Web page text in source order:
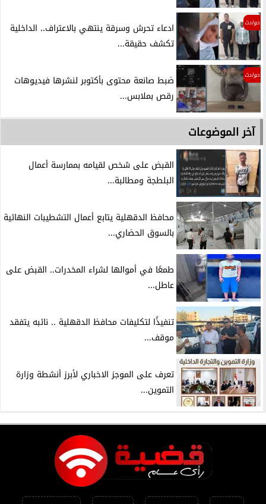
حوادث
ادعاء تحرش وسرقة ينتهي بالاعتراف.. الداخلية
تكشف حقيقة...
حوادث
ضبط صانعة محتوى بأكتوبر لنشرها فيديوهات
رقص بملابس...
آخر الموضوعات
القبض على شخص لقيامه بممارسة أعمال
البلطجة ومطالبة...
محافظ الدقهلية يتابع أعمال التشطيبات النهائية
بالسوق الحضاري...
طمعًا في أموالها لشراء المخدرات.. القبض على
عاطل...
تنفيذًا لتكليفات محافظ الدقهلية .. نائبه يتفقد
موقف...
تعرف على الموجز الاخباري لأبرز أنشطة وزارة
التموين...